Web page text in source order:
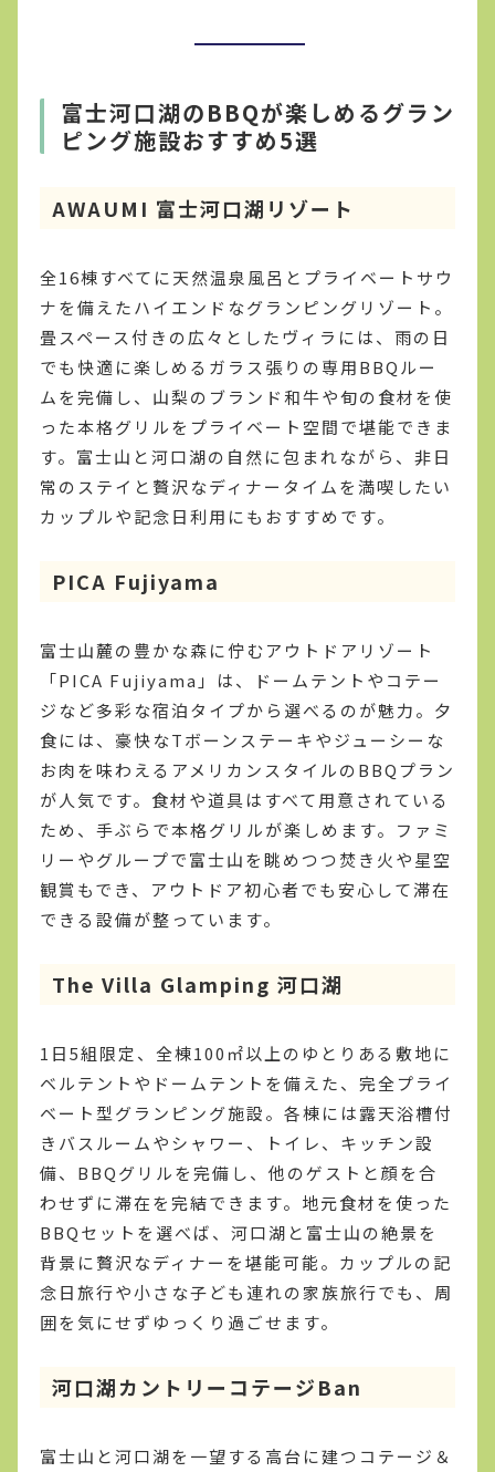
富士河口湖のBBQが楽しめるグラン
ピング施設おすすめ5選
AWAUMI 富士河口湖リゾート
全16棟すべてに天然温泉風呂とプライベートサウ
ナを備えたハイエンドなグランピングリゾート。
畳スペース付きの広々としたヴィラには、雨の日
でも快適に楽しめるガラス張りの専用BBQルー
ムを完備し、山梨のブランド和牛や旬の食材を使
った本格グリルをプライベート空間で堪能できま
す。富士山と河口湖の自然に包まれながら、非日
常のステイと贅沢なディナータイムを満喫したい
カップルや記念日利用にもおすすめです。
PICA Fujiyama
富士山麓の豊かな森に佇むアウトドアリゾート
「PICA Fujiyama」は、ドームテントやコテー
ジなど多彩な宿泊タイプから選べるのが魅力。夕
食には、豪快なTボーンステーキやジューシーな
お肉を味わえるアメリカンスタイルのBBQプラン
が人気です。食材や道具はすべて用意されている
ため、手ぶらで本格グリルが楽しめます。ファミ
リーやグループで富士山を眺めつつ焚き火や星空
観賞もでき、アウトドア初心者でも安心して滞在
できる設備が整っています。
The Villa Glamping 河口湖
1日5組限定、全棟100㎡以上のゆとりある敷地に
ベルテントやドームテントを備えた、完全プライ
ベート型グランピング施設。各棟には露天浴槽付
きバスルームやシャワー、トイレ、キッチン設
備、BBQグリルを完備し、他のゲストと顔を合
わせずに滞在を完結できます。地元食材を使った
BBQセットを選べば、河口湖と富士山の絶景を
背景に贅沢なディナーを堪能可能。カップルの記
念日旅行や小さな子ども連れの家族旅行でも、周
囲を気にせずゆっくり過ごせます。
河口湖カントリーコテージBan
富士山と河口湖を一望する高台に建つコテージ＆